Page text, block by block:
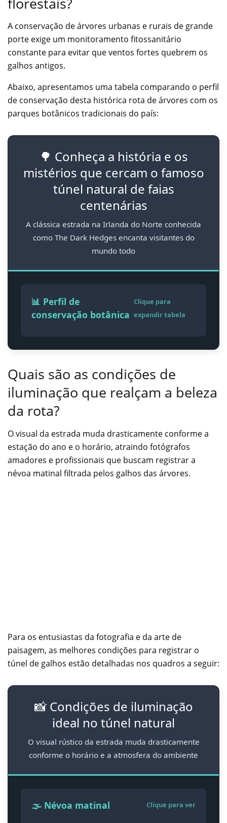
A conservação de árvores urbanas e rurais de grande
porte exige um monitoramento fitossanitário
constante para evitar que ventos fortes quebrem os
galhos antigos.
Abaixo, apresentamos uma tabela comparando o perfil
de conservação desta histórica rota de árvores com os
parques botânicos tradicionais do país:
🌳 Conheça a história e os
mistérios que cercam o famoso
túnel natural de faias
centenárias
A clássica estrada na Irlanda do Norte conhecida
como The Dark Hedges encanta visitantes do
mundo todo
📊 Perfil de
conservação botânica
Clique para
expandir tabela
Quais são as condições de
iluminação que realçam a beleza
da rota?
O visual da estrada muda drasticamente conforme a
estação do ano e o horário, atraindo fotógrafos
amadores e profissionais que buscam registrar a
névoa matinal filtrada pelos galhos das árvores.
Para os entusiastas da fotografia e da arte de
paisagem, as melhores condições para registrar o
túnel de galhos estão detalhadas nos quadros a seguir:
📸 Condições de iluminação
ideal no túnel natural
O visual rústico da estrada muda drasticamente
conforme o horário e a atmosfera do ambiente
🌫️ Névoa matinal Clique para ver